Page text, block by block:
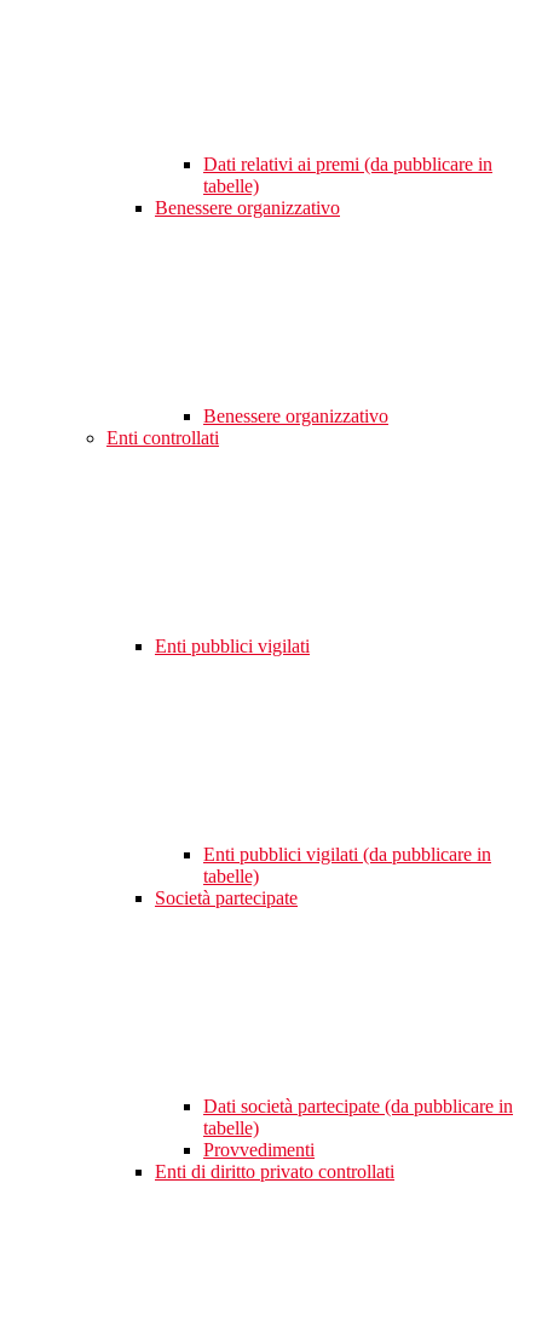
Dati relativi ai premi (da pubblicare in
tabelle)
Benessere organizzativo
Benessere organizzativo
Enti controllati
Enti pubblici vigilati
Enti pubblici vigilati (da pubblicare in
tabelle)
Società partecipate
Dati società partecipate (da pubblicare in
tabelle)
Provvedimenti
Enti di diritto privato controllati